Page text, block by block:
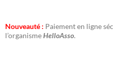
Nouveauté : Paiement en ligne
l’organismeHelloAsso.